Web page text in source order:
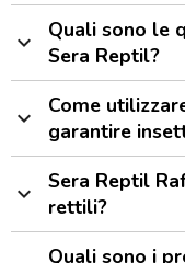
expand_more
Quali sono le
Sera Reptil?
expand_more
Come
garantire
expand_more
Sera Reptil
rettili?
Quali sono i